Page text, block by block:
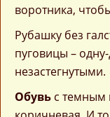
воротника,
Рубашку без
пуговицы –
незастегнутыми.
Обувь с темным